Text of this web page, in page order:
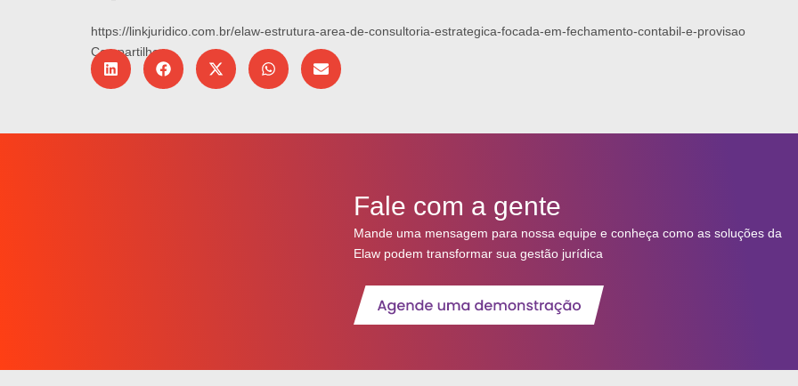
https://linkjuridico.com.br/elaw-estrutura-area-de-consultoria-estrategica-focada-em-fechamento-contabil-e-provisao
Compartilhe:
Fale com a gente
Mande uma mensagem para nossa equipe e conheça como as soluções da
Elaw podem transformar sua gestão jurídica